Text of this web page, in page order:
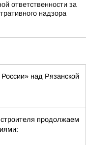
ответственности за
надзора
над Рязанской
продолжаем